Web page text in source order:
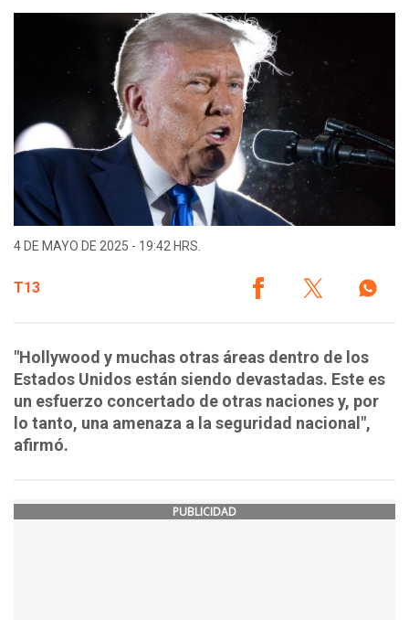
4 DE MAYO DE 2025 - 19:42 HRS.
T13
"Hollywood y muchas otras áreas dentro de los
Estados Unidos están siendo devastadas. Este es
un esfuerzo concertado de otras naciones y, por
lo tanto, una amenaza a la seguridad nacional",
afirmó.
PUBLICIDAD